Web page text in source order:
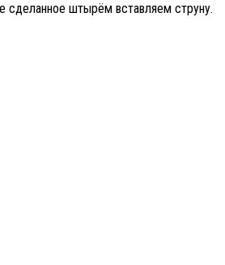
сделанное штырём вставляем струну.